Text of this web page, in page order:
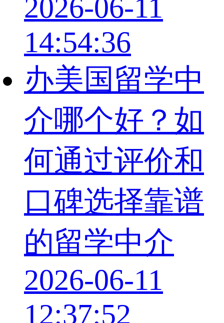
2026-06-11
14:54:36
办美国留学中
介哪个好？如
何通过评价和
口碑选择靠谱
的留学中介
2026-06-11
12:37:52